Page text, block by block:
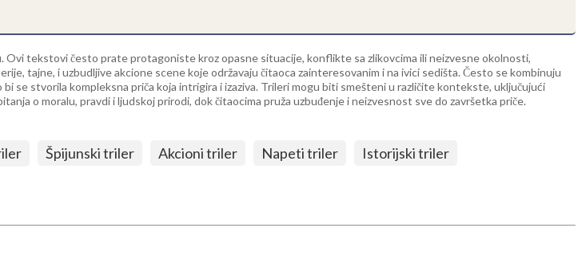
tekstovi često prate protagoniste kroz opasne situacije, konflikte sa zlikovcima ili neizvesne okolnosti,
tajne, i uzbudljive akcione scene koje održavaju čitaoca zainteresovanim i na ivici sedišta. Često se kombinuju
se stvorila kompleksna priča koja intrigira i izaziva. Trileri mogu biti smešteni u različite kontekste, uključujući
o moralu, pravdi i ljudskoj prirodi, dok čitaocima pruža uzbuđenje i neizvesnost sve do završetka priče.
Špijunski triler Akcioni triler Napeti triler
Istorijski triler